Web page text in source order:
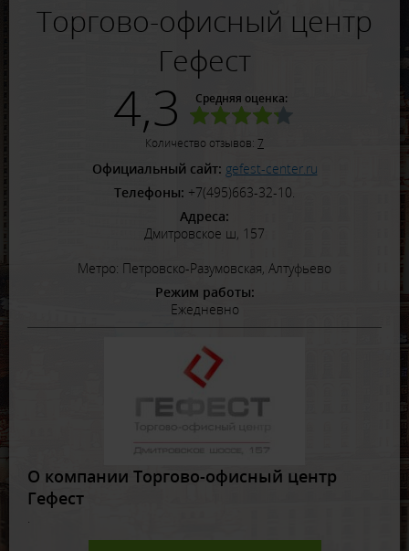
Торгово-офисный центр
Гефест
Средняя оценка:
4,3
Количество отзывов: 7
Официальный сайт: gefest-center.ru
Телефоны: +7(495)663-32-10.
Адреса:
Дмитровское ш, 157
Метро: Петровско-Разумовская, Алтуфьево
Режим работы:
Ежедневно
О компании Торгово-офисный центр
Гефест
.